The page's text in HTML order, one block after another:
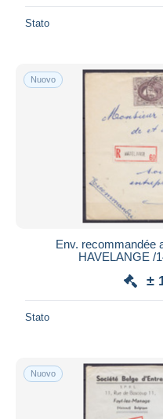
Stato
Nuovo
Env. recommandée
HAVELANGE /
±
Stato
Nuovo